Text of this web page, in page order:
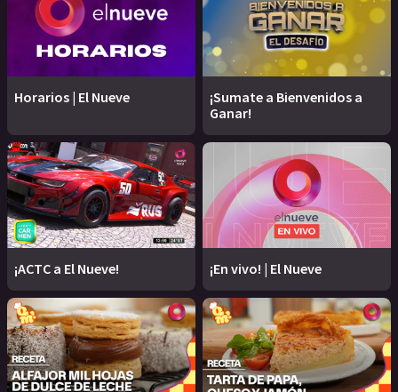
Horarios | El Nueve
¡Sumate a Bienvenidos a
Ganar!
¡ACTC a El Nueve! ¡En vivo! | El Nueve